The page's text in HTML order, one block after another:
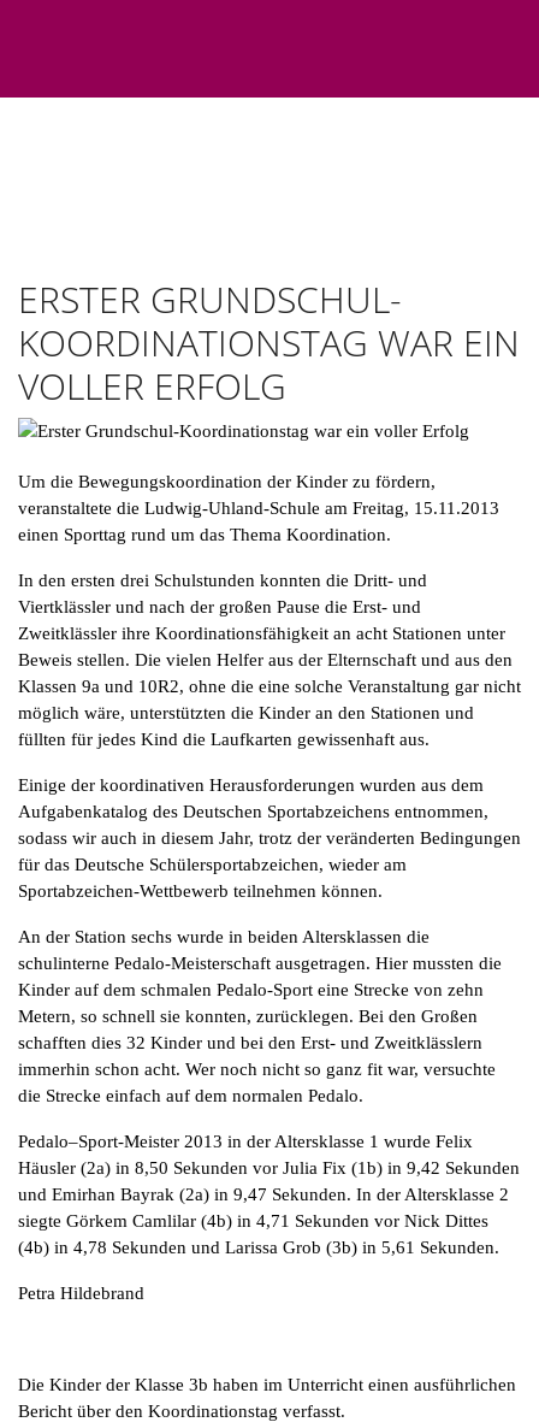
ERSTER GRUNDSCHUL-
KOORDINATIONSTAG WAR EIN
VOLLER ERFOLG
Um die Bewegungskoordination der Kinder zu fördern,
veranstaltete die Ludwig-Uhland-Schule am Freitag, 15.11.2013
einen Sporttag rund um das Thema Koordination.
In den ersten drei Schulstunden konnten die Dritt- und
Viertklässler und nach der großen Pause die Erst- und
Zweitklässler ihre Koordinationsfähigkeit an acht Stationen unter
Beweis stellen. Die vielen Helfer aus der Elternschaft und aus den
Klassen 9a und 10R2, ohne die eine solche Veranstaltung gar nicht
möglich wäre, unterstützten die Kinder an den Stationen und
füllten für jedes Kind die Laufkarten gewissenhaft aus.
Einige der koordinativen Herausforderungen wurden aus dem
Aufgabenkatalog des Deutschen Sportabzeichens entnommen,
sodass wir auch in diesem Jahr, trotz der veränderten Bedingungen
für das Deutsche Schülersportabzeichen, wieder am
Sportabzeichen-Wettbewerb teilnehmen können.
An der Station sechs wurde in beiden Altersklassen die
schulinterne Pedalo-Meisterschaft ausgetragen. Hier mussten die
Kinder auf dem schmalen Pedalo-Sport eine Strecke von zehn
Metern, so schnell sie konnten, zurücklegen. Bei den Großen
schafften dies 32 Kinder und bei den Erst- und Zweitklässlern
immerhin schon acht. Wer noch nicht so ganz fit war, versuchte
die Strecke einfach auf dem normalen Pedalo.
Pedalo–Sport-Meister 2013 in der Altersklasse 1 wurde Felix
Häusler (2a) in 8,50 Sekunden vor Julia Fix (1b) in 9,42 Sekunden
und Emirhan Bayrak (2a) in 9,47 Sekunden. In der Altersklasse 2
siegte Görkem Camlilar (4b) in 4,71 Sekunden vor Nick Dittes
(4b) in 4,78 Sekunden und Larissa Grob (3b) in 5,61 Sekunden.
Petra Hildebrand
Die Kinder der Klasse 3b haben im Unterricht einen ausführlichen
Bericht über den Koordinationstag verfasst.